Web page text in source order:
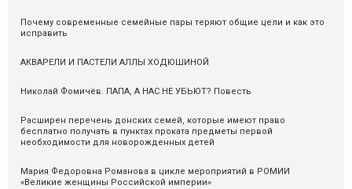
Почему современные семейные пары теряют общие цели и как это
исправить
АКВАРЕЛИ И ПАСТЕЛИ АЛЛЫ ХОДЮШИНОЙ
Николай Фомичёв. ПАПА, А НАС НЕ УБЬЮТ? Повесть
Расширен перечень донских семей, которые имеют право
бесплатно получать в пунктах проката предметы первой
необходимости для новорожденных детей
Мария Федоровна Романова в цикле мероприятий в РОМИИ
«Великие женщины Российской империи»